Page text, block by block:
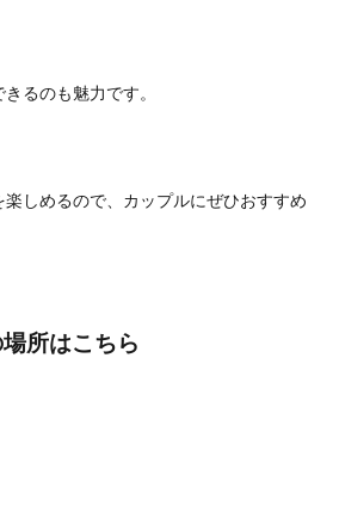
るのも魅力です。
しめるので、カップルにぜひおすすめ
場所はこちら